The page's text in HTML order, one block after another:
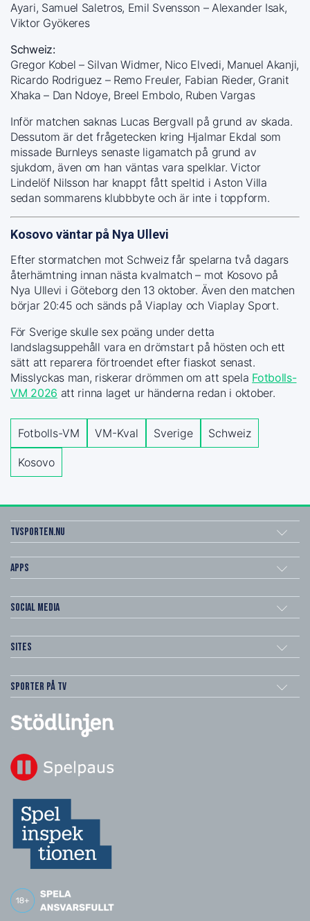
Ayari, Samuel Saletros, Emil Svensson – Alexander Isak,
Viktor Gyökeres
Schweiz:
Gregor Kobel – Silvan Widmer, Nico Elvedi, Manuel Akanji,
Ricardo Rodriguez – Remo Freuler, Fabian Rieder, Granit
Xhaka – Dan Ndoye, Breel Embolo, Ruben Vargas
Inför matchen saknas Lucas Bergvall på grund av skada.
Dessutom är det frågetecken kring Hjalmar Ekdal som
missade Burnleys senaste ligamatch på grund av
sjukdom, även om han väntas vara spelklar. Victor
Lindelöf Nilsson har knappt fått speltid i Aston Villa
sedan sommarens klubbbyte och är inte i toppform.
Kosovo väntar på Nya Ullevi
Efter stormatchen mot Schweiz får spelarna två dagars
återhämtning innan nästa kvalmatch – mot Kosovo på
Nya Ullevi i Göteborg den 13 oktober. Även den matchen
börjar 20:45 och sänds på Viaplay och Viaplay Sport.
För Sverige skulle sex poäng under detta
landslagsuppehåll vara en drömstart på hösten och ett
sätt att reparera förtroendet efter fiaskot senast.
Misslyckas man, riskerar drömmen om att spela Fotbolls-
VM 2026 att rinna laget ur händerna redan i oktober.
Fotbolls-VM VM-Kval Sverige Schweiz
Kosovo
Tvsporten.nu
Apps
Social Media
Sites
Sporter på TV